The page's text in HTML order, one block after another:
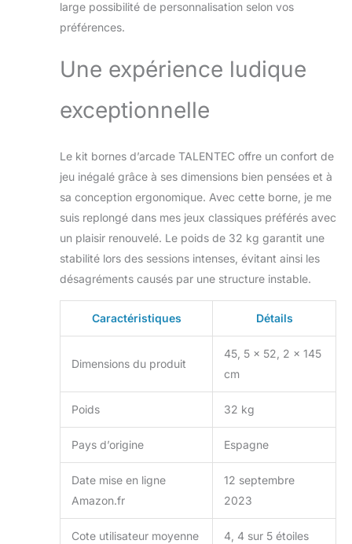
large possibilité de personnalisation selon vos
préférences.
Une expérience ludique
exceptionnelle
Le kit bornes d’arcade TALENTEC offre un confort de
jeu inégalé grâce à ses dimensions bien pensées et à
sa conception ergonomique. Avec cette borne, je me
suis replongé dans mes jeux classiques préférés avec
un plaisir renouvelé. Le poids de 32 kg garantit une
stabilité lors des sessions intenses, évitant ainsi les
désagréments causés par une structure instable.
Caractéristiques Détails
Dimensions du produit
45, 5 x 52, 2 x 145
cm
Poids 32 kg
Pays d’origine Espagne
Date mise en ligne
Amazon.fr
12 septembre
2023
Cote utilisateur moyenne 4, 4 sur 5 étoiles